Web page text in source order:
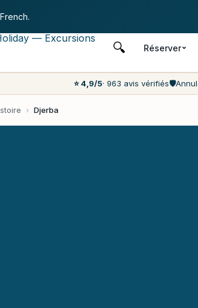
🔍 Réserver
⭐ 4,9/5· 963 avis vérifiés🛡️
› Djerba